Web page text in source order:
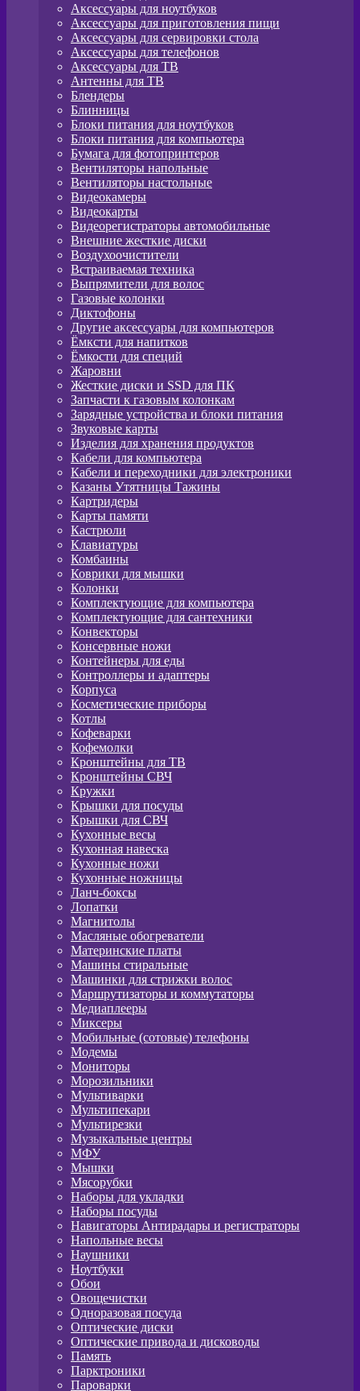
Аксессуары для ноутбуков
Аксессуары для приготовления пищи
Аксессуары для сервировки стола
Аксессуары для телефонов
Аксессуары для ТВ
Антенны для ТВ
Блендеры
Блинницы
Блоки питания для ноутбуков
Блоки питания для компьютера
Бумага для фотопринтеров
Вентиляторы напольные
Вентиляторы настольные
Видеокамеры
Видеокарты
Видеорегистраторы автомобильные
Внешние жесткие диски
Воздухоочистители
Встраиваемая техника
Выпрямители для волос
Газовые колонки
Диктофоны
Другие аксессуары для компьютеров
Ёмксти для напитков
Ёмкости для специй
Жаровни
Жесткие диски и SSD для ПК
Запчасти к газовым колонкам
Зарядные устройства и блоки питания
Звуковые карты
Изделия для хранения продуктов
Кабели для компьютера
Кабели и переходники для электроники
Казаны Утятницы Тажины
Картридеры
Карты памяти
Кастрюли
Клавиатуры
Комбаины
Коврики для мышки
Колонки
Комплектующие для компьютера
Комплектующие для сантехники
Конвекторы
Консервные ножи
Контейнеры для еды
Контроллеры и адаптеры
Корпуса
Косметические приборы
Котлы
Кофеварки
Кофемолки
Кронштейны для ТВ
Кронштейны СВЧ
Кружки
Крышки для посуды
Крышки для СВЧ
Кухонные весы
Кухонная навеска
Кухонные ножи
Кухонные ножницы
Ланч-боксы
Лопатки
Магнитолы
Масляные обогреватели
Материнские платы
Машины стиральные
Машинки для стрижки волос
Маршрутизаторы и коммутаторы
Медиаплееры
Миксеры
Мобильные (сотовые) телефоны
Модемы
Мониторы
Морозильники
Мультиварки
Мультипекари
Мультирезки
Музыкальные центры
МФУ
Мышки
Мясорубки
Наборы для укладки
Наборы посуды
Навигаторы Антирадары и регистраторы
Напольные весы
Наушники
Ноутбуки
Обои
Овощечистки
Одноразовая посуда
Оптические диски
Оптические привода и дисководы
Память
Парктроники
Пароварки